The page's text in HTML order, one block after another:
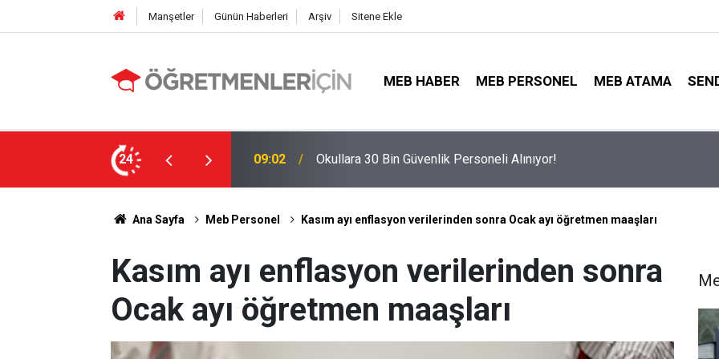
Manşetler Günün Haberleri Arşiv Sitene Ekle
MEB HABER MEB PERSONEL MEB ATAMA
24 19:01 MEBBİS Tercihleri Açıldı: Puan Farkı Tanımayan Öncelik Hangi Alanın
Ana Sayfa Meb Personel Kasım ayı enflasyon verilerinden sonra Ocak ayı öğretmen maaşları
Kasım ayı enflasyon verilerinden sonra
Ocak ayı öğretmen maaşları